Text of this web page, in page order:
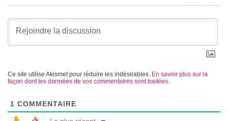
Ce site utilise Akismet pour réduire les indésirables. En savoir plus sur la
façon dont les données de vos commentaires sont traitées.
1 COMMENTAIRE